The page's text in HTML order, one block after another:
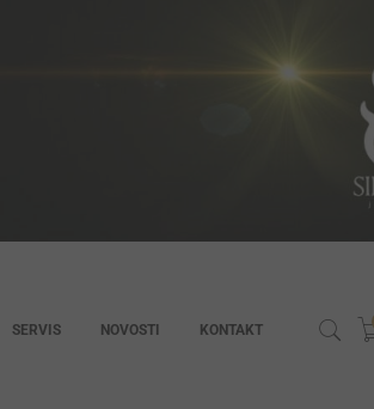
SERVIS NOVOSTI KONTAKT